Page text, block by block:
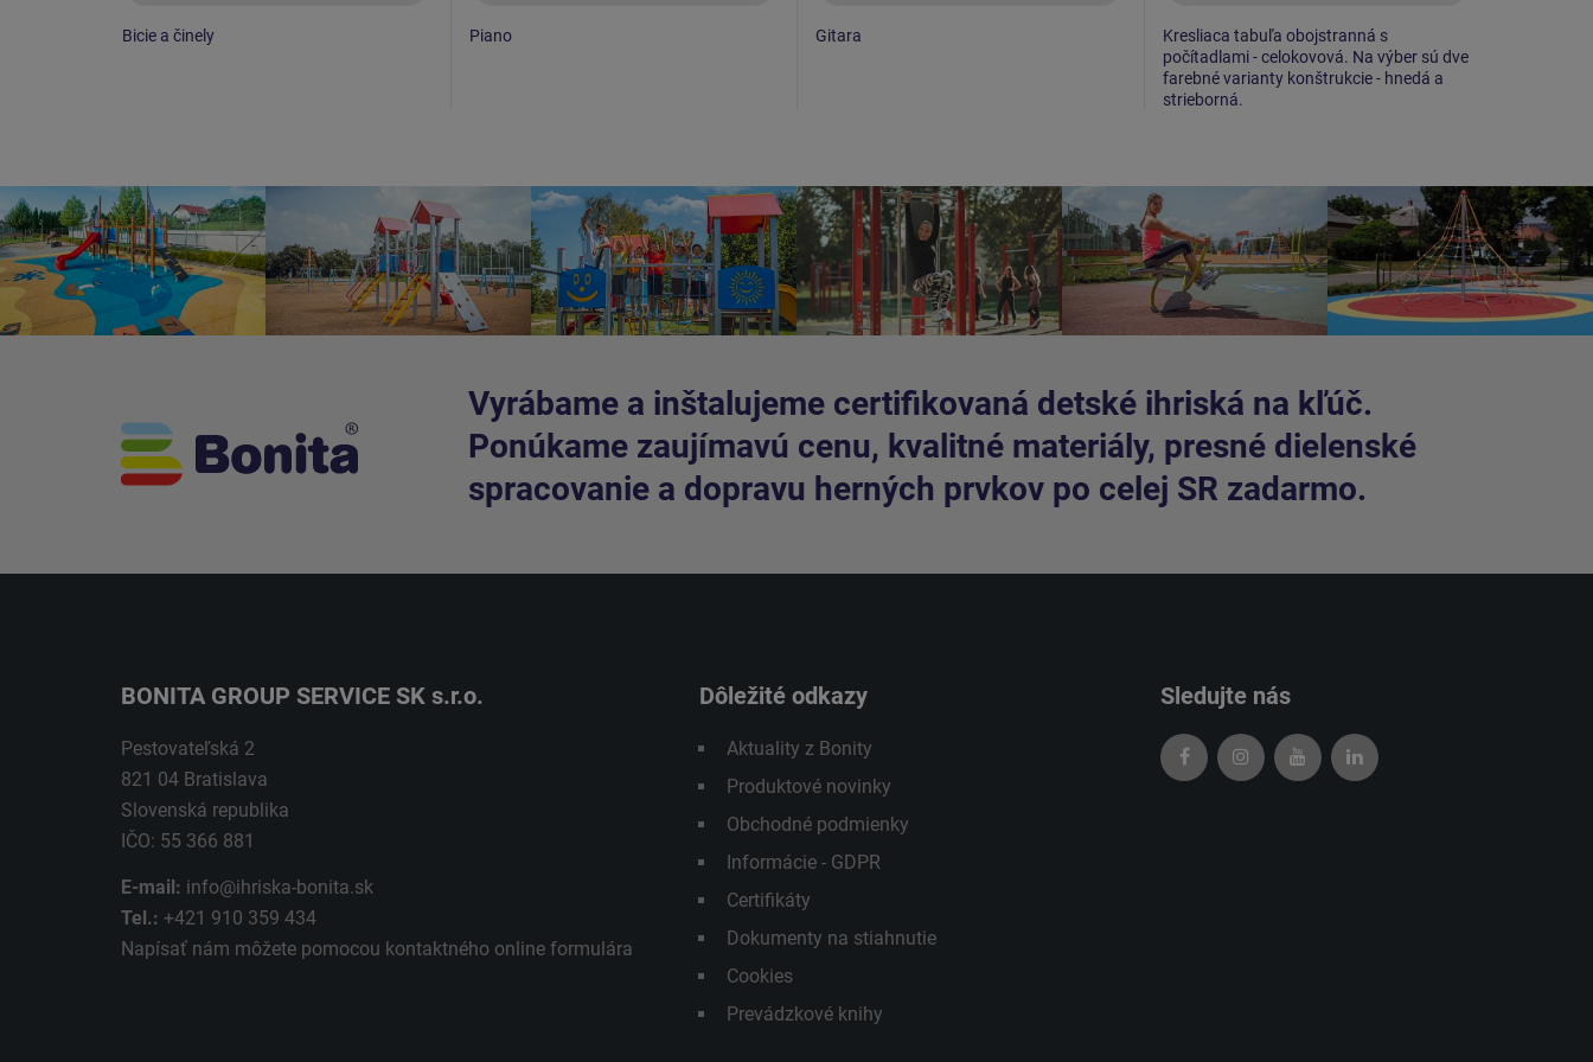
Bicie a činely Piano Gitara
Kresliaca tabuľa obojstranná s
počítadlami - celokovová. Na výber sú dve
farebné varianty konštrukcie - hnedá a
strieborná.
Vyrábame a inštalujeme certifikovaná detské ihriská na kľúč.
Ponúkame zaujímavú cenu, kvalitné materiály, presné dielenské
spracovanie a dopravu herných prvkov po celej SR zadarmo.
BONITA GROUP SERVICE SK s.r.o.
Pestovateľská 2
821 04 Bratislava
Slovenská republika
IČO: 55 366 881
E-mail: info@ihriska-bonita.sk
Tel.: +421 910 359 434
Napísať nám môžete pomocou kontaktného online formulára
Dôležité odkazy
Aktuality z Bonity
Produktové novinky
Obchodné podmienky
Informácie - GDPR
Certifikáty
Dokumenty na stiahnutie
Cookies
Prevádzkové knihy
Sledujte nás